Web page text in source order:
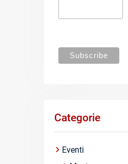
Categorie
Eventi